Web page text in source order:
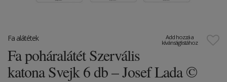
Add hozzá a
kívánságlistához
Fa alátétek
Fa poháralátét Szervális
katona Svejk 6 db – Josef Lada ©